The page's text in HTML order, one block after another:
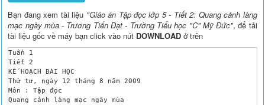
Bạn đang xem tài liệu "Giáo án Tập đọc lớp 5 - Tiết 2: Quang cảnh làng
mạc ngày mùa - Trương Tiến Đạt - Trường Tiểu học "C" Mỹ Đức", để tải
tài liệu gốc về máy bạn click vào nút DOWNLOAD ở trên
Tuần 1
Tiết 2
KẾ HOẠCH BÀI HỌC
Thứ tư, ngày 12 tháng 8 năm 2009
Môn : Tập đọc
Quang cảnh làng mạc ngày mùa